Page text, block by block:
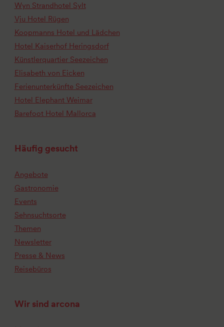
Wyn Strandhotel Sylt
Vju Hotel Rügen
Koopmanns Hotel und Lädchen
Hotel Kaiserhof Heringsdorf
Künstlerquartier Seezeichen
Elisabeth von Eicken
Ferienunterkünfte Seezeichen
Hotel Elephant Weimar
Barefoot Hotel Mallorca
Häufig gesucht
Angebote
Gastronomie
Events
Sehnsuchtsorte
Themen
Newsletter
Presse & News
Reisebüros
Wir sind arcona